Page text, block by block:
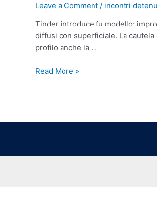
Leave a Comment / incontri
Tinder introduce fu modello:
diffusi con superficiale. La cautela
profilo anche la …
Read More »